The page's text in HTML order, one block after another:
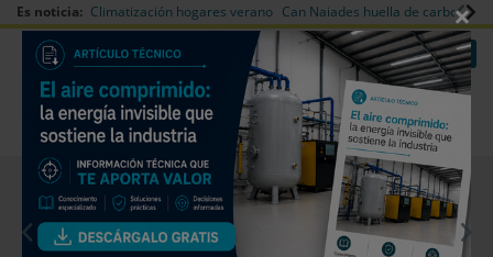
Es noticia: Climatización hogares verano Can Naiades huella de carbono
Redes Sociales Es noticia Login empresas Registro
EMPRESAS PREMIUM
×